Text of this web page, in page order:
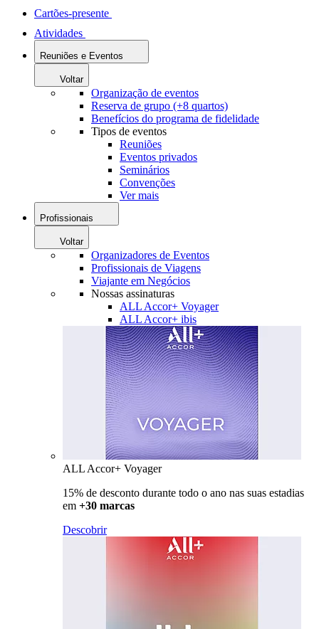
Cartões-presente
Atividades
Reuniões e Eventos
Voltar
Organização de eventos
Reserva de grupo (+8 quartos)
Benefícios do programa de fidelidade
Tipos de eventos
Reuniões
Eventos privados
Seminários
Convenções
Ver mais
Profissionais
Voltar
Organizadores de Eventos
Profissionais de Viagens
Viajante em Negócios
Nossas assinaturas
ALL Accor+ Voyager
ALL Accor+ ibis
ALL Accor+ Voyager
15% de desconto durante todo o ano nas suas estadias
em +30 marcas
Descobrir